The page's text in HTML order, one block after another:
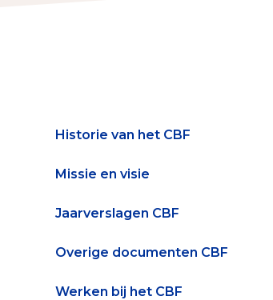
Check keurmerk goede
Historie van het CBF
Missie en visie
Jaarverslagen CBF
Overige documenten CBF
Werken bij het CBF